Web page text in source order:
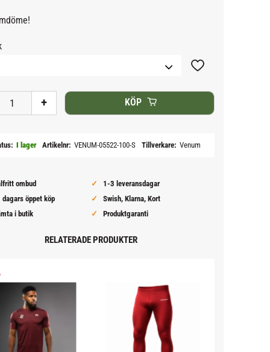
+ KÖP
Lägg till i favoriter
I lager Artikelnr VENUM-05522-100-S Tillverkare Venum
ombud
1-3 leveransdagar
dagars öppet köp
Swish, Klarna, Kort
i butik
Produktgaranti
RELATERADE PRODUKTER